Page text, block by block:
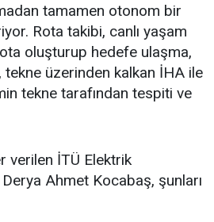
tamamen otonom bir
Rota takibi, canlı yaşam
oluşturup hedefe ulaşma,
üzerinden kalkan İHA ile
tekne tarafından tespiti ve
verilen İTÜ Elektrik
Ahmet Kocabaş, şunları